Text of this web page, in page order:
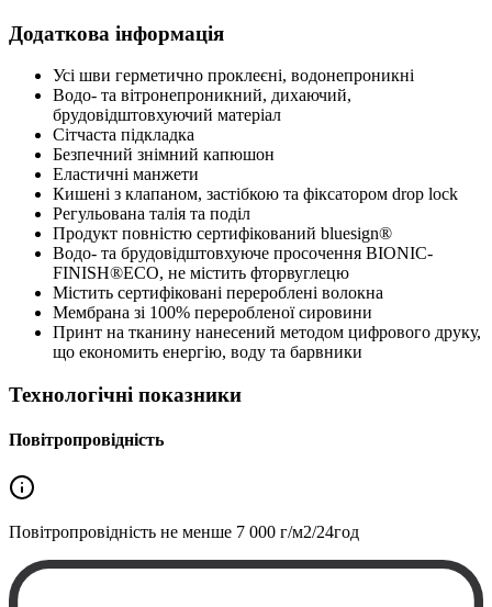
Додаткова інформація
Усі шви герметично проклеєні, водонепроникні
Водо- та вітронепроникний, дихаючий,
брудовідштовхуючий матеріал
Сітчаста підкладка
Безпечний знімний капюшон
Еластичні манжети
Кишені з клапаном, застібкою та фіксатором drop lock
Регульована талія та поділ
Продукт повністю сертифікований bluesign®
Водо- та брудовідштовхуюче просочення BIONIC-
FINISH®ECO, не містить фторвуглецю
Містить сертифіковані перероблені волокна
Мембрана зі 100% переробленої сировини
Принт на тканину нанесений методом цифрового друку,
що економить енергію, воду та барвники
Технологічні показники
Повітропровідність
Повітропровідність не менше 7 000 г/м2/24год